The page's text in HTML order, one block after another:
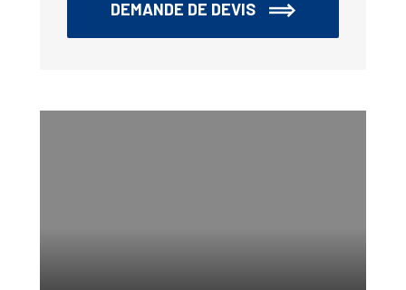
DEMANDE DE DEVIS